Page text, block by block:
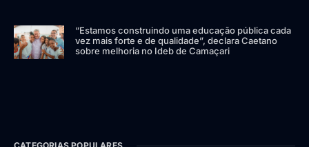
“Estamos construindo uma educação pública cada
vez mais forte e de qualidade”, declara Caetano
sobre melhoria no Ideb de Camaçari